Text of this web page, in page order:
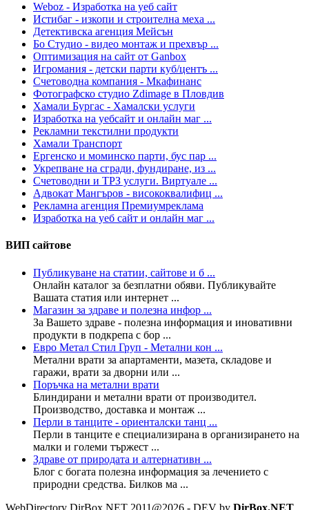
Weboz - Изработка на уеб сайт
Истибаг - изкопи и строителна меха ...
Детективска агенция Мейсън
Бо Студио - видео монтаж и прехвър ...
Оптимизация на сайт от Ganbox
Игромания - детски парти куб/центъ ...
Счетоводна компания - Мкафинанс
Фотографско студио Zdimage в Пловдив
Хамали Бургас - Хамалски услуги
Изработка на уебсайт и онлайн маг ...
Рекламни текстилни продукти
Хамали Транспорт
Ергенско и моминско парти, бус пар ...
Укрепване на сгради, фундиране, из ...
Счетоводни и ТРЗ услуги. Виртуале ...
Адвокат Мангъров - висококвалифиц ...
Рекламна агенция Премиумреклама
Изработка на уеб сайт и онлайн маг ...
ВИП сайтове
Публикуване на статии, сайтове и б ...
Онлайн каталог за безплатни обяви. Публикувайте
Вашата статия или интернет ...
Магазин за здраве и полезна инфор ...
За Вашето здраве - полезна информация и иновативни
продукти в подкрепа с бор ...
Евро Метал Стил Груп - Метални кон ...
Метални врати за апартаменти, мазета, складове и
гаражи, врати за дворни или ...
Поръчка на метални врати
Блиндирани и метални врати от производител.
Производство, доставка и монтаж ...
Перли в танците - ориенталски танц ...
Перли в танците е специализирана в организирането на
малки и големи тържест ...
Здраве от природата и алтернативн ...
Блог с богата полезна информация за лечението с
природни средства. Билков ма ...
WebDirectory DirBox.NET 2011@2026 - DEV by DirBox.NET